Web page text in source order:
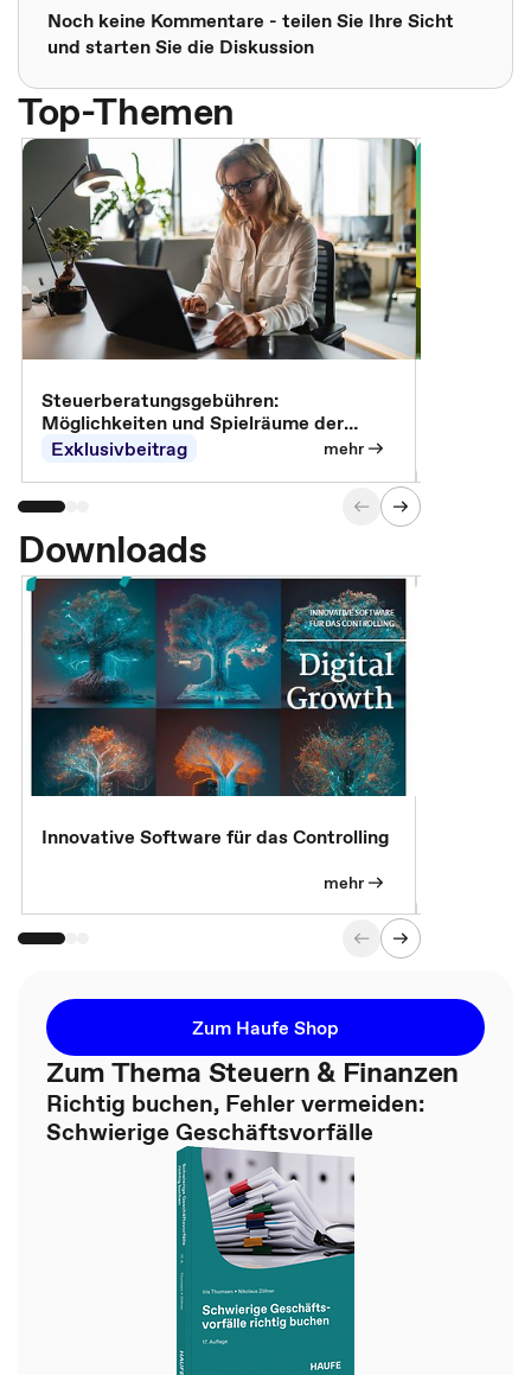
Noch keine Kommentare - teilen Sie Ihre Sicht
und starten Sie die Diskussion
Top-Themen
Steuerberatungsgebühren:
Möglichkeiten und Spielräume der
Abrechnung
Exklusivbeitrag mehr
Downloads
Innovative Software für das Controlling
mehr
Zum Haufe Shop
Zum Thema Steuern & Finanzen
Richtig buchen, Fehler vermeiden:
Schwierige Geschäftsvorfälle